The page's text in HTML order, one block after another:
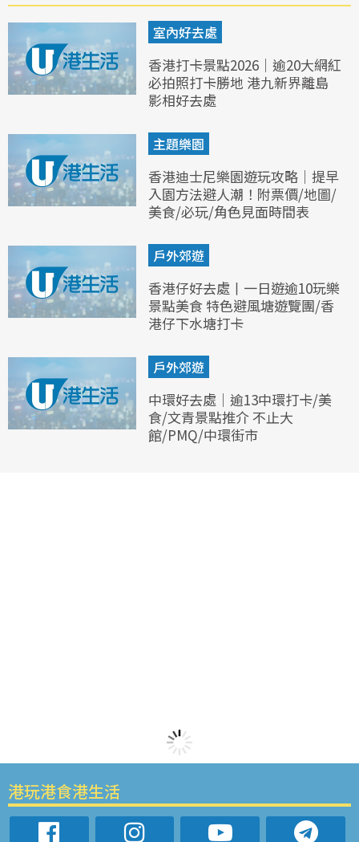
室內好去處
香港打卡景點2026｜逾20大網紅
必拍照打卡勝地 港九新界離島
影相好去處
主題樂園
香港迪士尼樂園遊玩攻略｜提早
入園方法避人潮！附票價/地圖/
美食/必玩/角色見面時間表
戶外郊遊
香港仔好去處丨一日遊逾10玩樂
景點美食 特色避風塘遊覽團/香
港仔下水塘打卡
戶外郊遊
中環好去處｜逾13中環打卡/美
食/文青景點推介 不止大
館/PMQ/中環街市
港玩港食港生活